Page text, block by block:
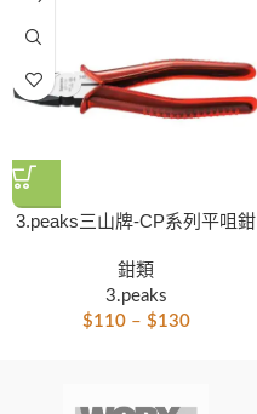
3.peaks三山牌-CP系列平咀鉗
鉗類
3.peaks
$110 – $130